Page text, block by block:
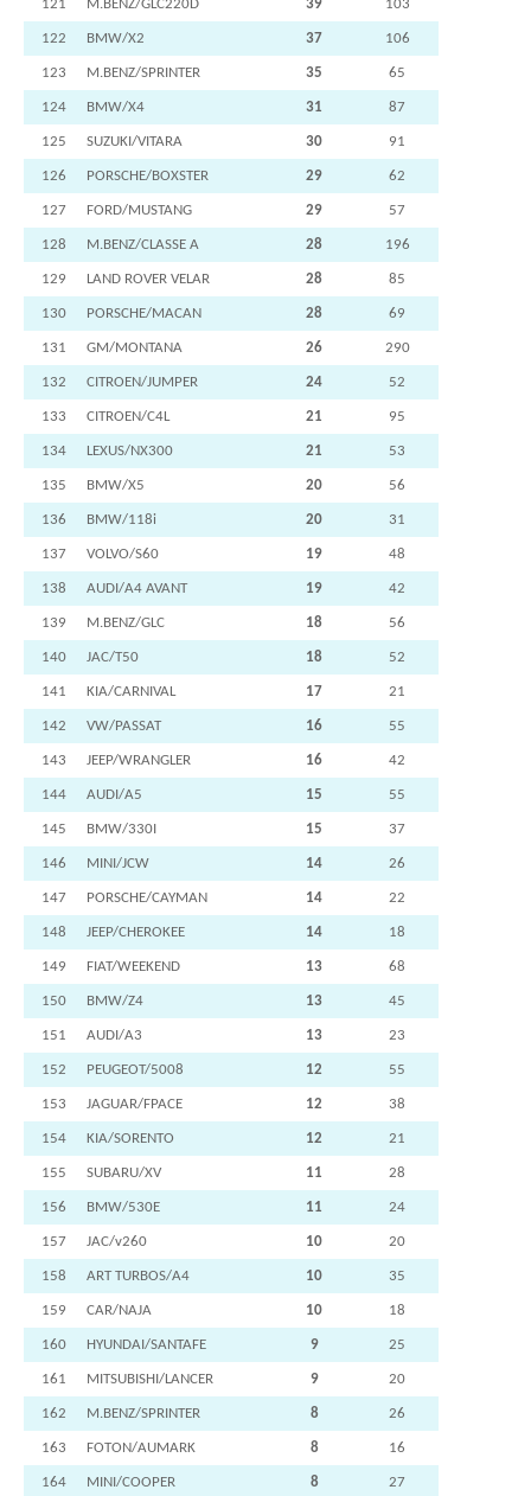
121 M.BENZ/GLC220D 39 103
122 BMW/X2 37 106
123 M.BENZ/SPRINTER 35 65
124 BMW/X4 31 87
125 SUZUKI/VITARA 30 91
126 PORSCHE/BOXSTER 29 62
127 FORD/MUSTANG 29 57
128 M.BENZ/CLASSE A 28 196
129 LAND ROVER VELAR 28 85
130 PORSCHE/MACAN 28 69
131 GM/MONTANA 26 290
132 CITROEN/JUMPER 24 52
133 CITROEN/C4L 21 95
134 LEXUS/NX300 21 53
135 BMW/X5 20 56
136 BMW/118i 20 31
137 VOLVO/S60 19 48
138 AUDI/A4 AVANT 19 42
139 M.BENZ/GLC 18 56
140 JAC/T50 18 52
141 KIA/CARNIVAL 17 21
142 VW/PASSAT 16 55
143 JEEP/WRANGLER 16 42
144 AUDI/A5 15 55
145 BMW/330I 15 37
146 MINI/JCW 14 26
147 PORSCHE/CAYMAN 14 22
148 JEEP/CHEROKEE 14 18
149 FIAT/WEEKEND 13 68
150 BMW/Z4 13 45
151 AUDI/A3 13 23
152 PEUGEOT/5008 12 55
153 JAGUAR/FPACE 12 38
154 KIA/SORENTO 12 21
155 SUBARU/XV 11 28
156 BMW/530E 11 24
157 JAC/v260 10 20
158 ART TURBOS/A4 10 35
159 CAR/NAJA 10 18
160 HYUNDAI/SANTAFE 9 25
161 MITSUBISHI/LANCER 9 20
162 M.BENZ/SPRINTER 8 26
163 FOTON/AUMARK 8 16
164 MINI/COOPER 8 27